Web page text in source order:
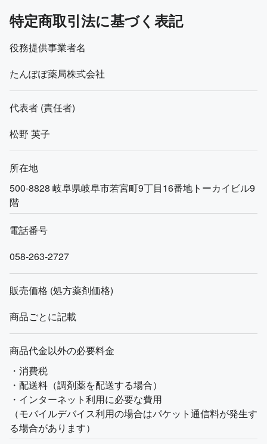
特定商取引法に基づく表記
役務提供事業者名
たんぽぽ薬局株式会社
代表者 (責任者)
松野 英子
所在地
500-8828 岐阜県岐阜市若宮町9丁目16番地トーカイビル9
階
電話番号
058-263-2727
販売価格 (処方薬剤価格)
商品ごとに記載
商品代金以外の必要料金
・消費税
・配送料（調剤薬を配送する場合）
・インターネット利用に必要な費用
（モバイルデバイス利用の場合はパケット通信料が発生す
る場合があります）